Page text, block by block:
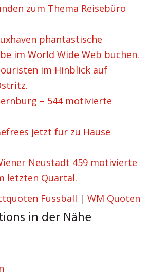
zum Thema Reisebüro
phantastische
im World Wide Web buchen.
im Hinblick auf
– 544 motivierte
jetzt für zu Hause
Neustadt 459 motivierte
letzten Quartal.
Fussball | WM Quoten
in der Nähe